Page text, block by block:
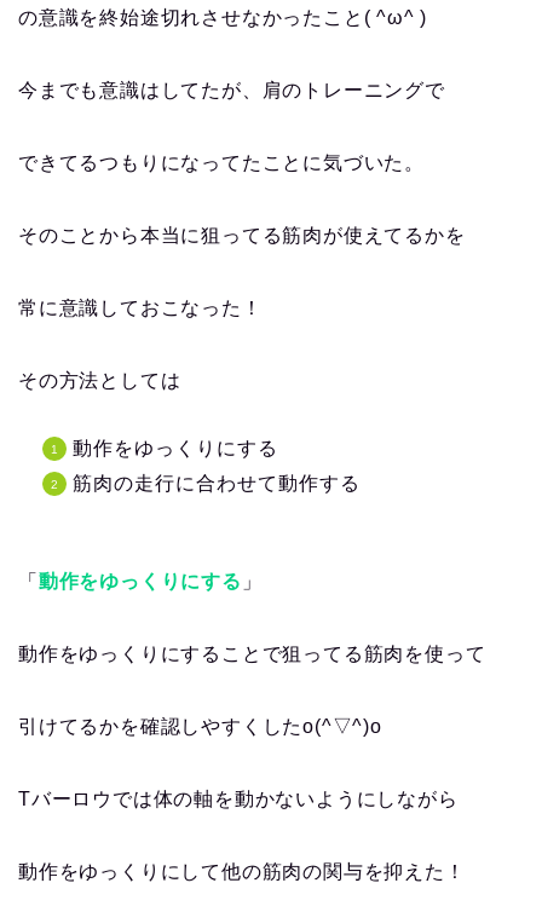
の意識を終始途切れさせなかったこと( ^ω^ )
今までも意識はしてたが、肩のトレーニングで
できてるつもりになってたことに気づいた。
そのことから本当に狙ってる筋肉が使えてるかを
常に意識しておこなった！
その方法としては
動作をゆっくりにする
筋肉の走行に合わせて動作する
「 動作をゆっくりにする 」
動作をゆっくりにすることで狙ってる筋肉を使って
引けてるかを確認しやすくしたo(^▽^)o
Tバーロウでは体の軸を動かないようにしながら
動作をゆっくりにして他の筋肉の関与を抑えた！